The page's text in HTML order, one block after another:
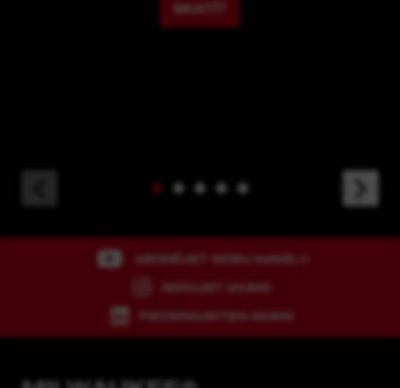
SKATĪT
ABONĒJIET MŪSU KANĀLU
SEKOJIET MUMS
PIEVIENOJIETIES MUMS